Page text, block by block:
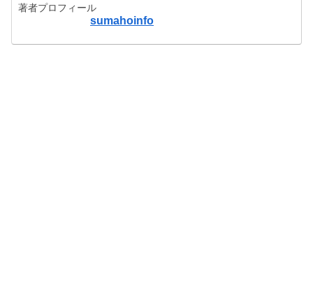
著者プロフィール
sumahoinfo